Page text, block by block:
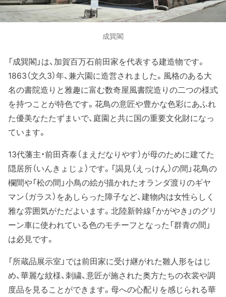
成巽閣
「成巽閣」は、加賀百万石前田家を代表する建造物です。
1863（文久3）年、兼六園に造営されました。風格のある大
名の書院造りと雅趣に富む数奇屋風書院造りの二つの様式
を持つことが特色です。花鳥の意匠や豊かな色彩にあふれ
た優美なたたずまいで、庭園と共に国の重要文化財になっ
ています。
13代藩主・前田斉泰（まえだなりやす）が母のために建てた
隠居所（いんきょじょ）です。「謁見（えっけん）の間」花鳥の
欄間や「松の間」小鳥の絵が描かれたオランダ渡りのギヤ
マン（ガラス）をあしらった障子など、建物内は女性らしく
雅な雰囲気がただよいます。北陸新幹線「かがやき」のグリ
ーン車に使われている色のモチーフとなった「群青の間」
は必見です。
「所蔵品展示室」では前田家に受け継がれた雛人形をはじ
め、華麗な紋様、刺繍、意匠が施された奥方たちの衣裳や調
度品を見ることができます。母への心配りを感じられる華